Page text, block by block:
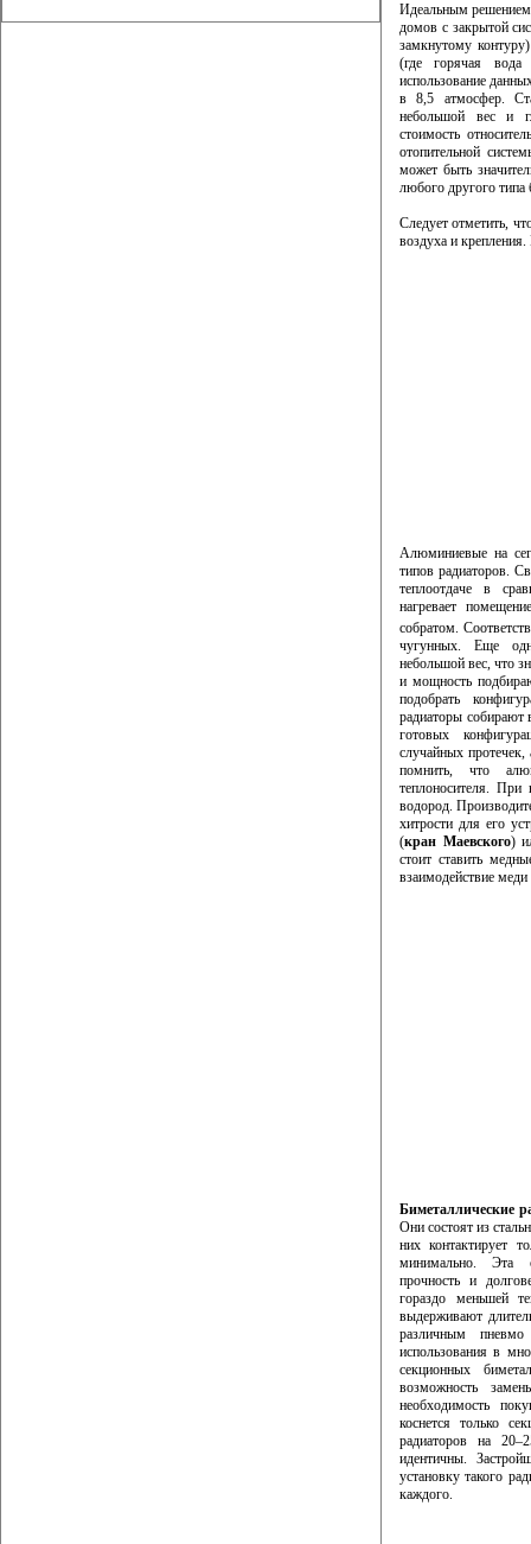
Идеальным решением
домов с закрытой
замкнутому
(где горячая вода
использование
в 8,5 атмосфер.
небольшой вес и
стоимость
отопительной
может быть
любого другого типа
Следует отметить,
воздуха и
Алюминиевые на
типов радиаторов.
теплоотдаче в
нагревает
собратом.
чугунных. Еще
небольшой вес, что
и мощность
подобрать
радиаторы собирают
готовых
случайных
помнить, что
теплоносителя. При
водород.
хитрости для его
(кран Маевского)
стоит ставить
взаимодействие
Биметаллические
Они состоят из
них контактирует
минимально. Эта
прочность и
гораздо меньшей
выдерживают
различным
использования в
секционных
возможность
необходимость
коснется только
радиаторов на
идентичны.
установку такого
каждого.